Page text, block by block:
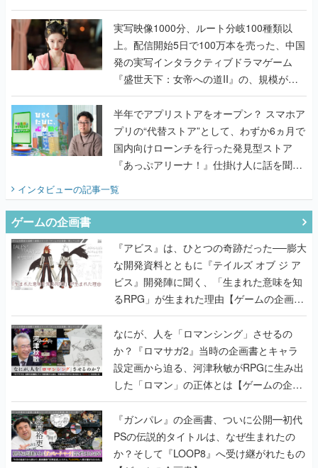
『TATSUJIN EXTREME』で初タッグを組
んだレジェンド2人に訊く開発秘話
実写映像1000分、ルート分岐100種類以
上。配信開始5日で100万本を売った、中国
発の実写インタラクティブドラマゲーム
『盛世天下：女帝への道II』の、規模が違
うこだわりをプロデューサーに聞いた
半年でアプリストアをオープン？ スマホア
プリの“代替ストア”として、わずか6ヵ月で
国内向けローンチを行った発見型ストア
『あっぷアリーナ！』仕掛け人に話を聞い
インタビューの記事一覧
ゲームの企画書
『アビス』は、ひとつの奇跡だった──膨大
な開発資料とともに『テイルズ オブ ジ ア
ビス』開発陣に聞く、「生まれた意味を知
るRPG」が生まれた理由【ゲームの企画
書】
なにが、人を「ロマンシング」させるの
か？『ロマサガ2』当時の企画書とキャラ
設定画から迫る、河津秋敏がRPGに生み出
した「ロマン」の正体とは【ゲームの企画
書】
『ガンパレ』の企画書、ついに公開━初代
PSの伝説的タイトルは、なぜ生まれたの
か？そして『LOOP8』へ受け継がれたもの